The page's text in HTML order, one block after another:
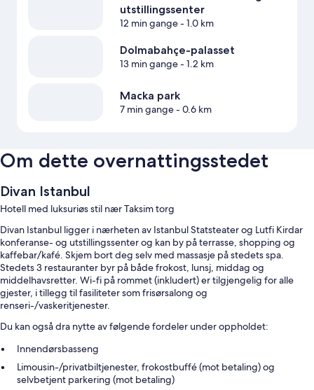
utstillingssenter
12 min gange- 1.0 km
Dolmabahçe-palasset
13 min gange- 1.2 km
Macka park
7 min gange- 0.6 km
Om dette overnattingsstedet
Divan Istanbul
Hotell med luksuriøs stil nær Taksim torg
Divan Istanbul ligger i nærheten av Istanbul Statsteater og Lutfi Kirdar
konferanse- og utstillingssenter og kan by på terrasse, shopping og
kaffebar/kafé. Skjem bort deg selv med massasje på stedets spa.
Stedets 3 restauranter byr på både frokost, lunsj, middag og
middelhavsretter. Wi-fi på rommet (inkludert) er tilgjengelig for alle
gjester, i tillegg til fasiliteter som frisørsalong og
renseri-/vaskeritjenester.
Du kan også dra nytte av følgende fordeler under oppholdet:
Innendørsbasseng
Limousin-/privatbiltjenester, frokostbuffé (mot betaling) og
selvbetjent parkering (mot betaling)